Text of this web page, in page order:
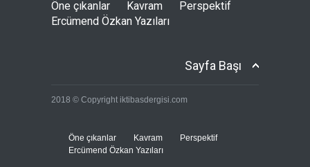
saldırısı
ABD Askeri" Yapma Paktı
8 Ağustos 2026
Öne çıkanlar Kavram
Perspektif
Ercümend Özkan Yazıları
Sayfa Başı
2018 © Copyright iktibasdergisi.com
Öne çıkanlar Kavram
Perspektif
Ercümend Özkan Yazıları